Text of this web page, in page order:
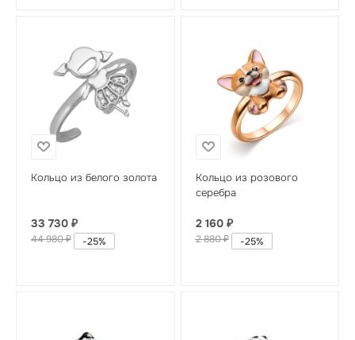
Кольцо из белого золота
33 730 ₽
44 980₽ -25%
Кольцо из розового
серебра
2 160₽
2 880₽ -25%